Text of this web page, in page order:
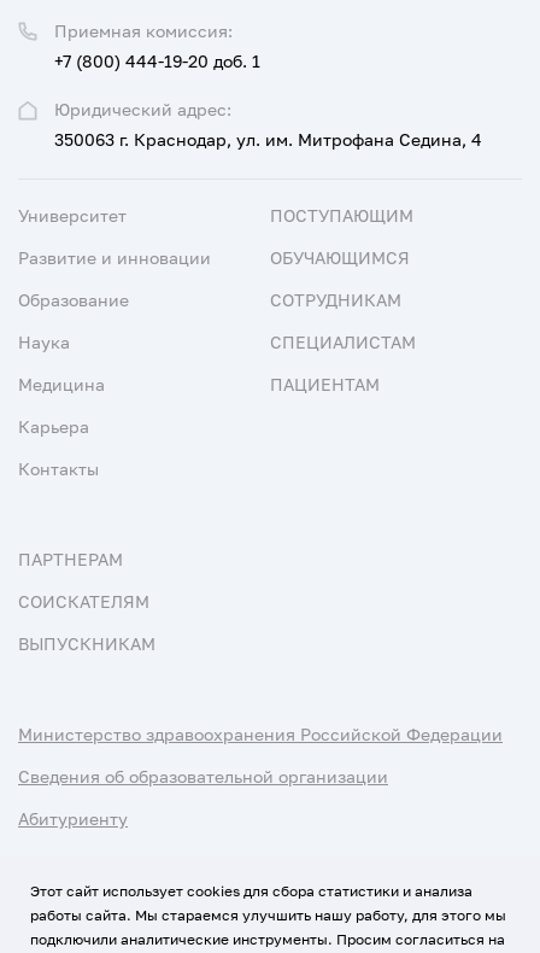
Юридический адрес:
350063 г. Краснодар, ул. им. Митрофана Седина, 4
Приемная комиссия:
+7 (800) 444-19-20 доб. 1
Университет
Развитие и инновации
Образование
Наука
Медицина
Карьера
Контакты
ПОСТУПАЮЩИМ
ОБУЧАЮЩИМСЯ
СОТРУДНИКАМ
СПЕЦИАЛИСТАМ
ПАЦИЕНТАМ
ПАРТНЕРАМ
СОИСКАТЕЛЯМ
ВЫПУСКНИКАМ
Министерство здравоохранения Российской Федерации
Сведения об образовательной организации
Абитуриенту
Этот сайт использует cookies для сбора статистики и анализа
работы сайта. Мы стараемся улучшить нашу работу, для этого мы
подключили аналитические инструменты. Просим согласиться на